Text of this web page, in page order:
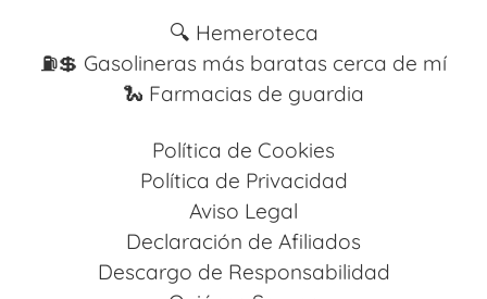
🔍 Hemeroteca
⛽️💲 Gasolineras más baratas cerca de mí
🐍 Farmacias de guardia
Política de Cookies
Política de Privacidad
Aviso Legal
Declaración de Afiliados
Descargo de Responsabilidad